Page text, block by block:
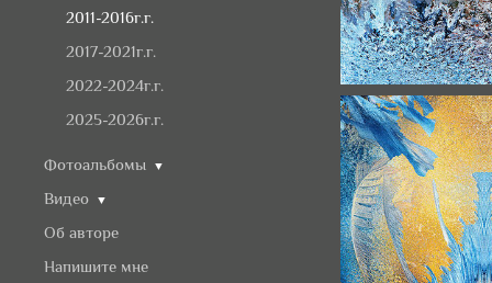
2011-2016г.г.
2017-2021г.г.
2022-2024г.г.
2025-2026г.г.
Фотоальбомы ▼
Видео ▼
Об авторе
Напишите мне